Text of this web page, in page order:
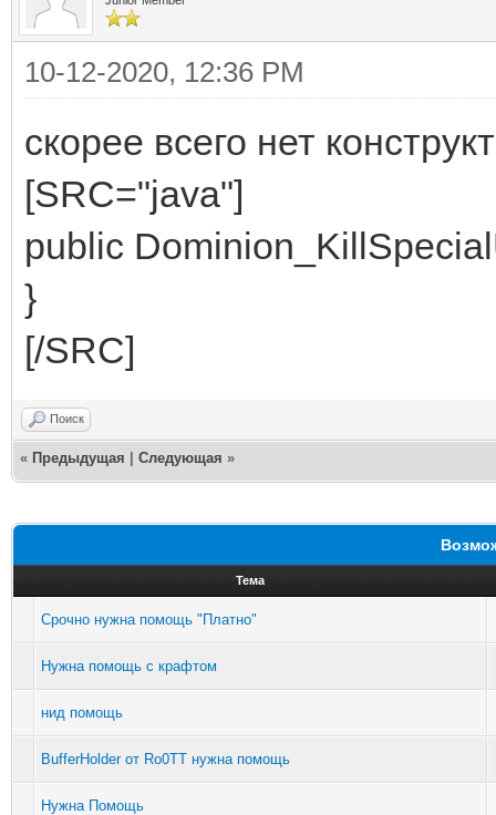
10-12-2020, 12:36 PM
скорее всего нет
[SRC="java"]
public
}
[/SRC]
Поиск
« Предыдущая Следующая »
Тема
Срочно нужна помощь "Платно"
Нужна помощь с крафтом
нид помощь
BufferHolder от Ro0TT нужна помощь
Нужна Помощь